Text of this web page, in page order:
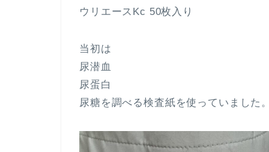
ウリエースKc 50枚入り
当初は
尿潜血
尿蛋白
尿糖を調べる検査紙を使っていました